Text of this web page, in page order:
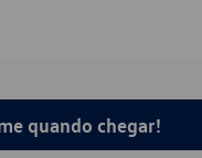
quando chegar!